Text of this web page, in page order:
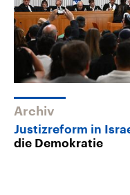
Archiv
Justizreform in
die Demokratie